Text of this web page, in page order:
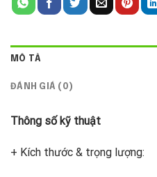
MÔ TẢ
ĐÁNH GIÁ (0)
Thông số kỹ thuật
+ Kích thước & trọng lượng: